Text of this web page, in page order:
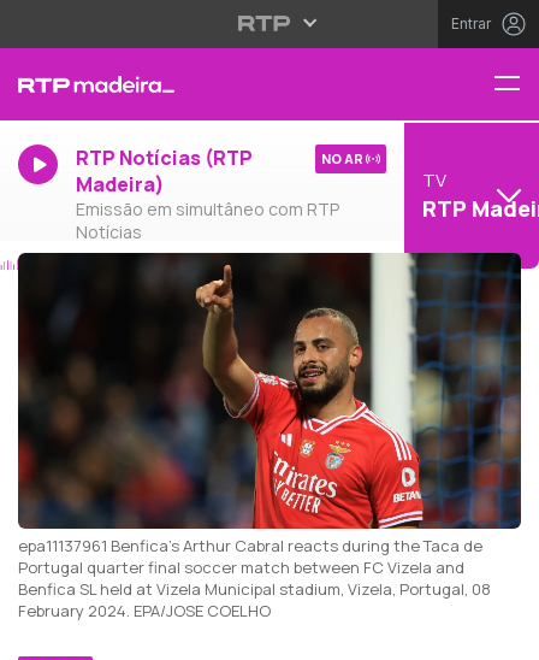
Entrar
RTP Notícias (RTP
Madeira)
Emissão em simultâneo com RTP
Notícias
NO AR
TV
RTP
epa11137961 Benfica's Arthur Cabral reacts during the Taca de
Portugal quarter final soccer match between FC Vizela and
Benfica SL held at Vizela Municipal stadium, Vizela, Portugal, 08
February 2024. EPA/JOSE COELHO